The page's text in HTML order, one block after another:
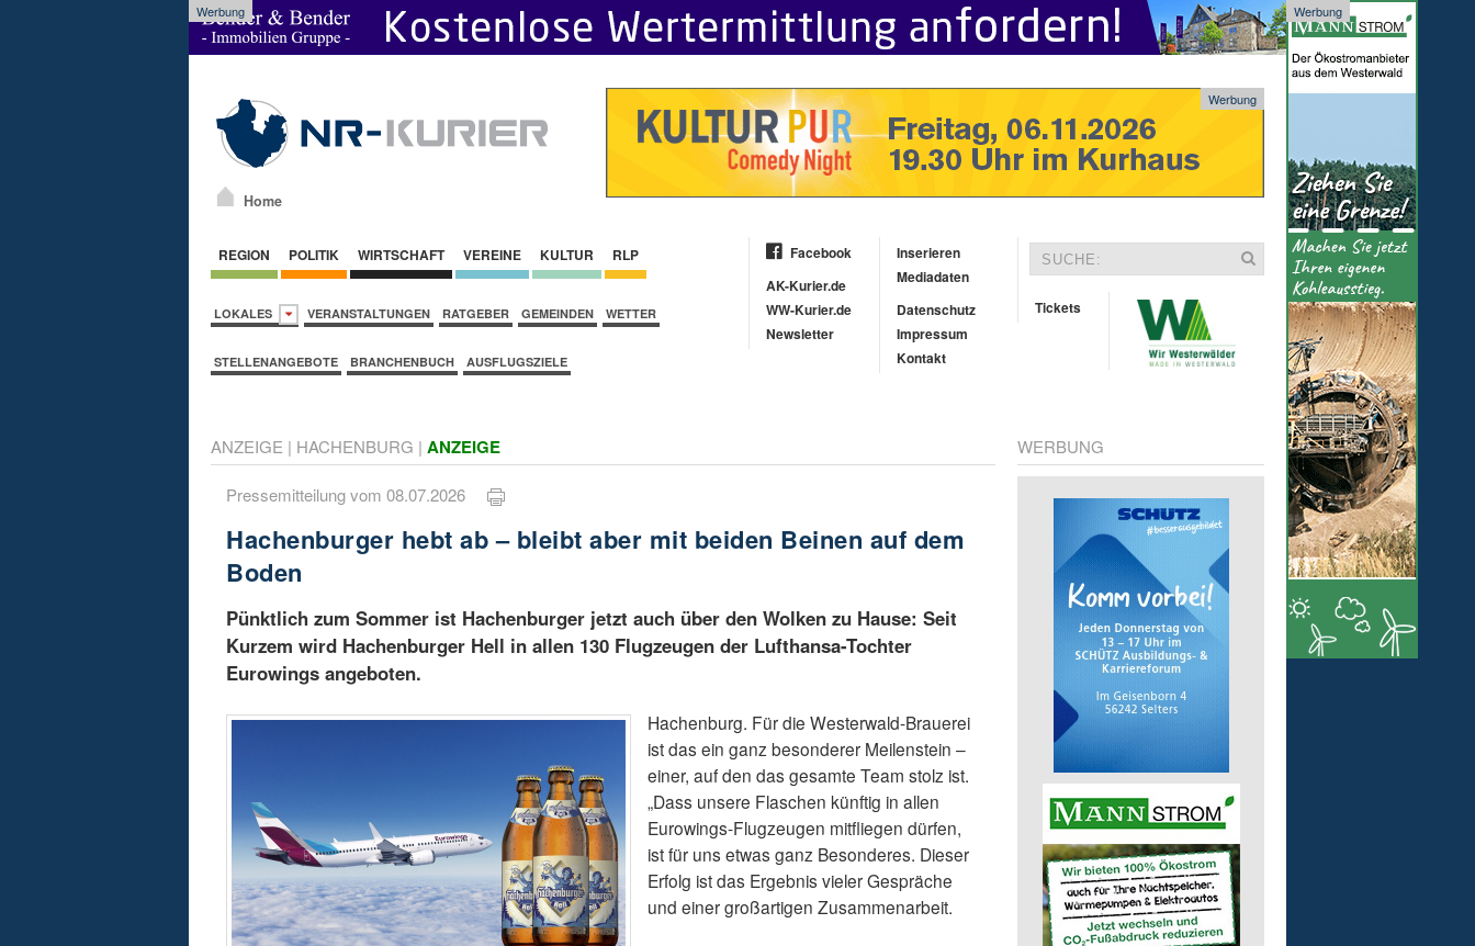
Werbung Werbung
Home
Werbung
REGION POLITIK WIRTSCHAFT VEREINE KULTUR RLP
LOKALES VERANSTALTUNGEN RATGEBER GEMEINDEN WETTER
STELLENANGEBOTE BRANCHENBUCH AUSFLUGSZIELE
Facebook
AK-Kurier.de
WW-Kurier.de
Newsletter
Inserieren
Mediadaten
Datenschutz
Impressum
Kontakt
Tickets
ANZEIGE | HACHENBURG | ANZEIGE
Pressemitteilung vom 08.07.2026
Hachenburger hebt ab – bleibt aber mit beiden Beinen auf dem
Boden
Pünktlich zum Sommer ist Hachenburger jetzt auch über den Wolken zu Hause: Seit
Kurzem wird Hachenburger Hell in allen 130 Flugzeugen der Lufthansa-Tochter
Eurowings angeboten.
Hachenburg. Für die Westerwald-Brauerei
ist das ein ganz besonderer Meilenstein –
einer, auf den das gesamte Team stolz ist.
„Dass unsere Flaschen künftig in allen
Eurowings-Flugzeugen mitfliegen dürfen,
ist für uns etwas ganz Besonderes. Dieser
Erfolg ist das Ergebnis vieler Gespräche
und einer großartigen Zusammenarbeit.
WERBUNG